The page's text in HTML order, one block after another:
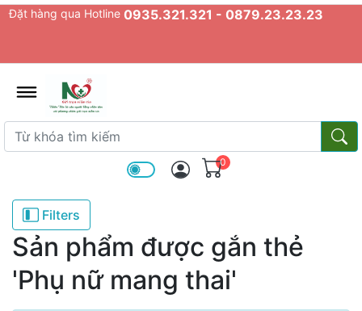
Đặt hàng qua Hotline 0935.321.321 - 0879.23.23.23
Từ khóa tìm kiếm
Từ
0
Filters
Sản phẩm được gắn thẻ
'Phụ nữ mang thai'